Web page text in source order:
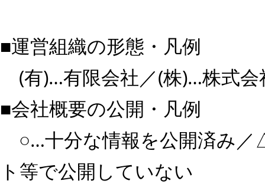
■運営組織の形態・凡例
(有)…有限会社／(株)…株式
■会社概要の公開・凡例
○…十分な情報を公開済み
ト等で公開していない